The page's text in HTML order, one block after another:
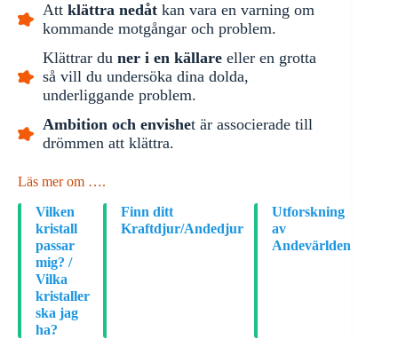
Att klättra nedåt kan vara en varning om
kommande motgångar och problem.
Klättrar du ner i en källare eller en grotta
så vill du undersöka dina dolda,
underliggande problem.
Ambition och envishet är associerade till
drömmen att klättra.
Läs mer om ….
Vilken
kristall
passar
mig? /
Vilka
kristaller
ska jag
ha?
Finn ditt
Kraftdjur/Andedjur
Utforskning
av
Andevärlden